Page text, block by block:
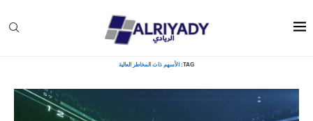
TAG: الأسهم ذات المخاطر العالية